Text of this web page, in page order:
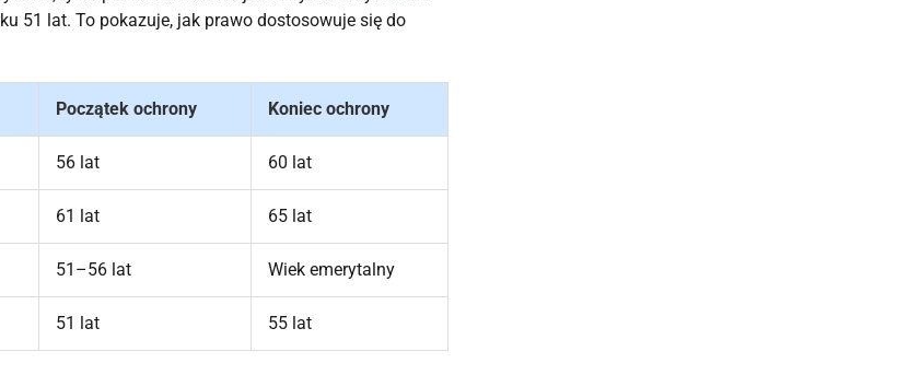
51 lat. To pokazuje, jak prawo dostosowuje się do
Początek ochrony Koniec ochrony
56 lat 60 lat
61 lat 65 lat
51–56 lat Wiek emerytalny
51 lat 55 lat